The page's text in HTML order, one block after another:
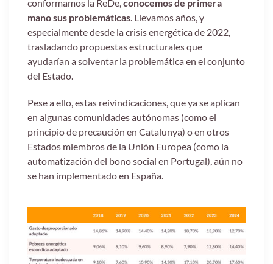
conformamos la ReDe,conocemos de primera
mano sus problemáticas. Llevamos años, y
especialmente desde la crisis energética de 2022,
trasladando propuestas estructurales que
ayudarían a solventar la problemática en el conjunto
del Estado.
Pese a ello, estas reivindicaciones, que ya se aplican
en algunas comunidades autónomas (como el
principio de precaución en Catalunya) o en otros
Estados miembros de la Unión Europea (como la
automatización del bono social en Portugal), aún no
se han implementado en España.